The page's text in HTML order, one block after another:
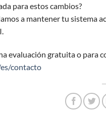
para estos cambios?
a mantener tu sistema
evaluación gratuita o para
contacto